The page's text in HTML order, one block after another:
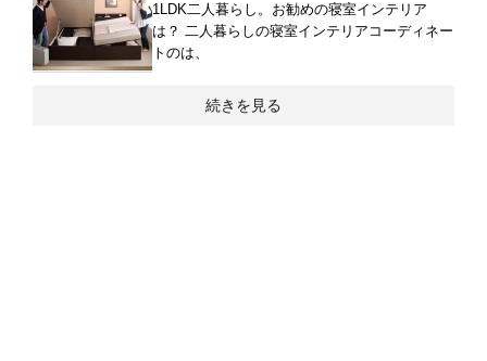
1LDK二人暮らし。お勧めの寝室インテリア
は？ 二人暮らしの寝室インテリアコーディネー
トのは、
続きを見る